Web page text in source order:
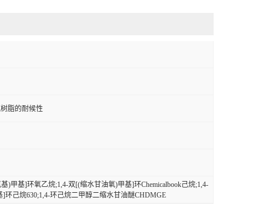
脂的耐候性
)甲基]环氧乙烷;1,4-双[(缩水甘油氧)甲基]环Chemicalbook己烷;1,4-
己烷630;1,4-环己烷二甲醇二缩水甘油醚CHDMGE